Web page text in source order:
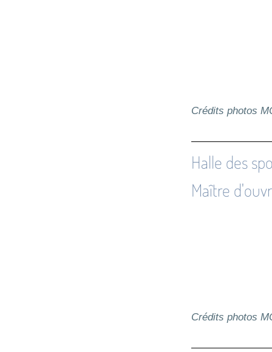
Crédits photos
Halle des
Maître
Crédits photos